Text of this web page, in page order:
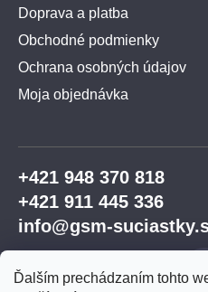
Ďalším prechádzaním tohto
Doprava a platba
Obchodné podmienky
Ochrana osobných údajov
Moja objednávka
+421 948 370 818
+421 911 445 336
info@gsm-